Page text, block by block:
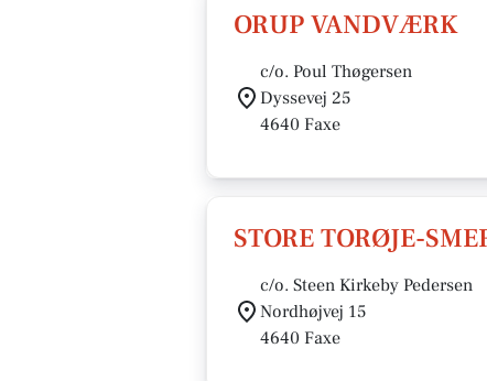
ORUP VANDVÆRK
c/o. Poul Thøgersen
Dyssevej 25
4640 Faxe
STORE TORØJE-
c/o. Steen Kirkeby Pedersen
Nordhøjvej 15
4640 Faxe